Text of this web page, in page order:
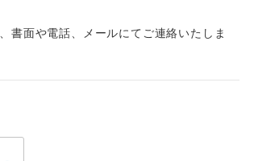
書面や電話、メールにてご連絡いたしま
す。